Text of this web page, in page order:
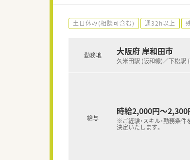
土日休み(相談可含む) 週32h以上
勤務地 大阪府 岸和田市
久米田駅 (阪和線)／下松駅
給与
時給2,000円～2,300
※ご経験・スキル・勤務条件
決定いたします。